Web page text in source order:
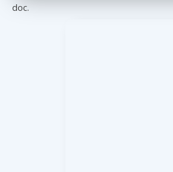
doc.